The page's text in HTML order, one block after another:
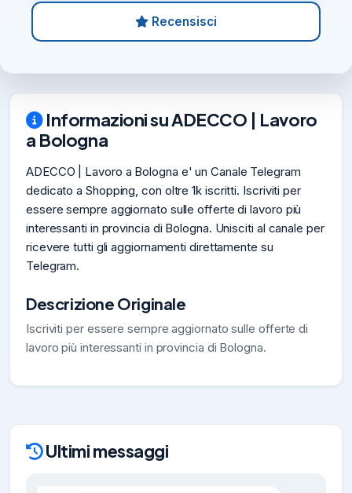
Recensisci
Informazioni su ADECCO | Lavoro
a Bologna
ADECCO | Lavoro a Bologna e' un Canale Telegram
dedicato a Shopping, con oltre 1k iscritti. Iscriviti per
essere sempre aggiornato sulle offerte di lavoro più
interessanti in provincia di Bologna. Unisciti al canale per
ricevere tutti gli aggiornamenti direttamente su
Telegram.
Descrizione Originale
Iscriviti per essere sempre aggiornato sulle offerte di
lavoro più interessanti in provincia di Bologna.
Ultimi messaggi